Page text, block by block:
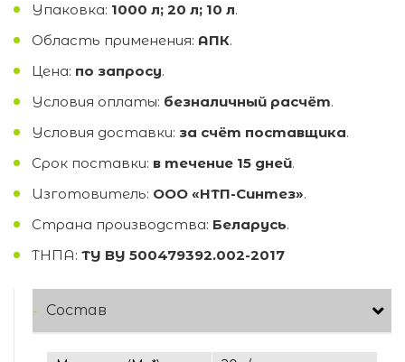
Упаковка: 1000 л; 20 л; 10 л.
Область применения: АПК.
Цена: по запросу.
Условия оплаты: безналичный расчёт.
Условия доставки: за счёт поставщика.
Срок поставки: в течение 15 дней.
Изготовитель: ООО «НТП-Синтез».
Страна производства: Беларусь.
ТНПА: TУ BY 500479392.002-2017
Состав